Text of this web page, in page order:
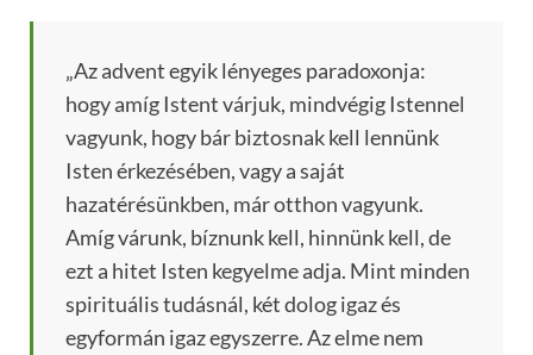
„Az advent egyik lényeges paradoxonja:
hogy amíg Istent várjuk, mindvégig Istennel
vagyunk, hogy bár biztosnak kell lennünk
Isten érkezésében, vagy a saját
hazatérésünkben, már otthon vagyunk.
Amíg várunk, bíznunk kell, hinnünk kell, de
ezt a hitet Isten kegyelme adja. Mint minden
spirituális tudásnál, két dolog igaz és
egyformán igaz egyszerre. Az elme nem